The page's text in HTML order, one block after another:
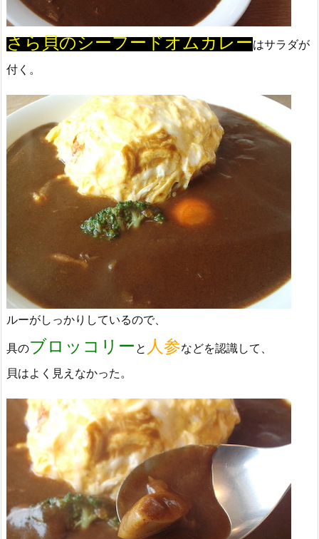
さら貝のシーフードオムカレーはサラダが
付く。
ルーがしっかりしているので、
具のブロッコリー と 人参などを認識して、
貝はよく見えなかった。